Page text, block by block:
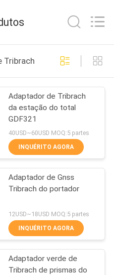
exame
23
33
13
Tribrach
Adaptador de Tribrach
da estação do total
GDF321
40USD~60USD MOQ:5 partes
INQUÉRITO AGORA
Adaptador de Gnss
Tribrach do portador
12USD~18USD MOQ:5 partes
INQUÉRITO AGORA
Adaptador verde de
Tribrach de prismas do